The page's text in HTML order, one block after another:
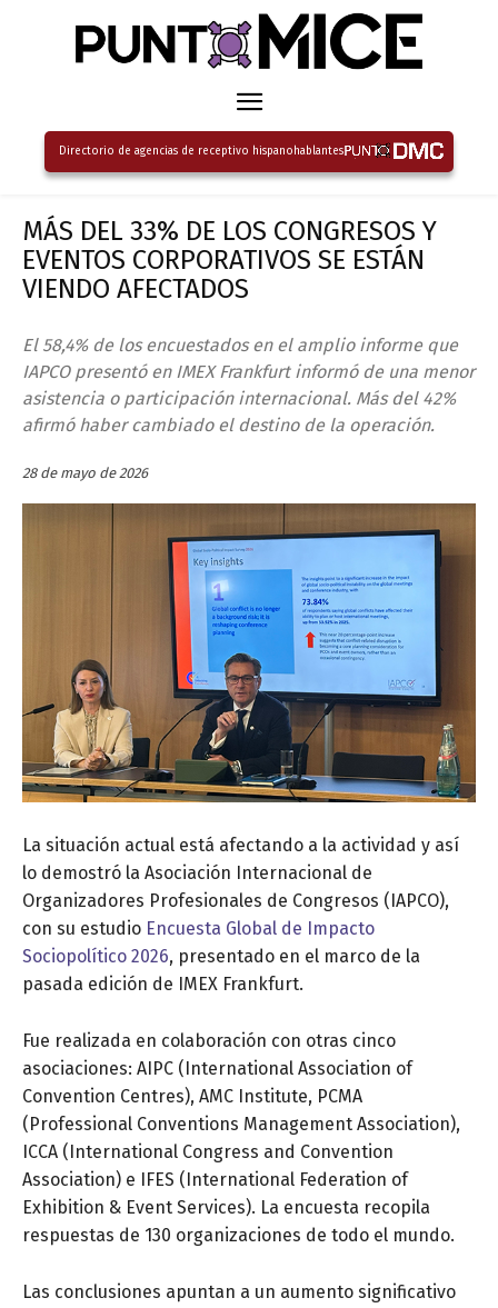
Directorio de agencias de receptivo hispanohablantes
MÁS DEL 33% DE LOS CONGRESOS Y
EVENTOS CORPORATIVOS SE ESTÁN
VIENDO AFECTADOS
El 58,4% de los encuestados en el amplio informe que
IAPCO presentó en IMEX Frankfurt informó de una menor
asistencia o participación internacional. Más del 42%
afirmó haber cambiado el destino de la operación.
28 de mayo de 2026
La situación actual está afectando a la actividad y así
lo demostró la Asociación Internacional de
Organizadores Profesionales de Congresos (IAPCO),
con su estudio Encuesta Global de Impacto
Sociopolítico 2026, presentado en el marco de la
pasada edición de IMEX Frankfurt.
Fue realizada en colaboración con otras cinco
asociaciones: AIPC (International Association of
Convention Centres), AMC Institute, PCMA
(Professional Conventions Management Association),
ICCA (International Congress and Convention
Association) e IFES (International Federation of
Exhibition & Event Services). La encuesta recopila
respuestas de 130 organizaciones de todo el mundo.
Las conclusiones apuntan a un aumento significativo